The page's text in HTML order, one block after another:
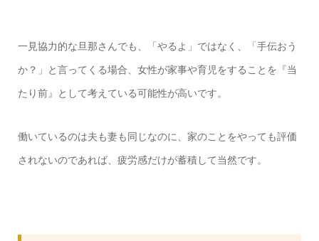
一見協力的な旦那さんでも、「やるよ」ではなく、「手伝おう
か？」と言ってくる場合、女性が家事や育児をすることを『当
たり前』として考えている可能性が高いです。
働いているのは夫も妻も同じなのに、家のことをやっても評価
されないのであれば、疲労感だけが蓄積して当然です。